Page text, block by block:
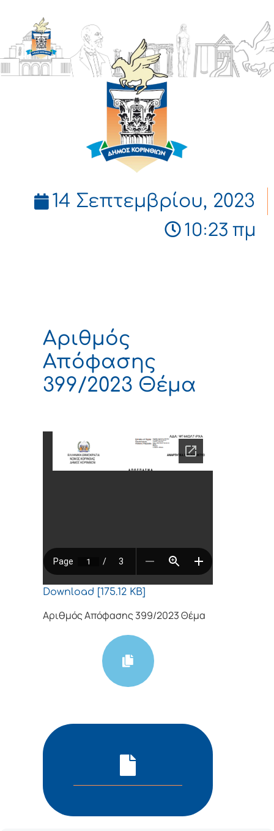
ΔΗΜΟΣ
ΚΟΡΙΝΘΙΩΝ
14 Σεπτεμβρίου, 2023
10:23 πμ
Αριθμός
Απόφασης
399/2023 Θέμα
Download [175.12 KB]
Αριθμός Απόφασης 399/2023 Θέμα